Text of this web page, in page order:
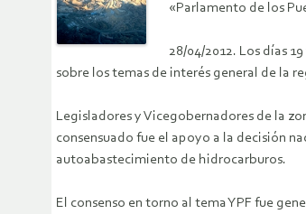
«Parlamento de los
28/04/2012. Los días
sobre los temas de interés general de la
Legisladores y Vicegobernadores de la
consensuado fue el apoyo a la decisión
autoabastecimiento de hidrocarburos.
El consenso en torno al tema YPF fue